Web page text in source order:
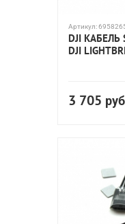
Артикул:
DJI
DJI
3 705 руб